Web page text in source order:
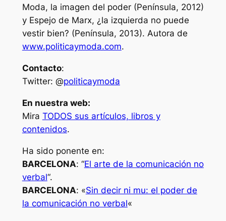
Moda, la imagen del poder (Península, 2012)
y Espejo de Marx, ¿la izquierda no puede
vestir bien? (Península, 2013). Autora de
www.politicaymoda.com.
Contacto:
Twitter: @politicaymoda
En nuestra web:
Mira TODOS sus artículos, libros y
contenidos.
Ha sido ponente en:
BARCELONA: “El arte de la comunicación no
verbal“.
BARCELONA: «Sin decir ni mu: el poder de
la comunicación no verbal«